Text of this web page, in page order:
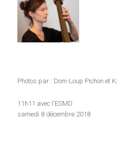
Photos par : Dom-Loup Pichon et
11h11 avec l'ESMD
samedi 8 décembre 2018